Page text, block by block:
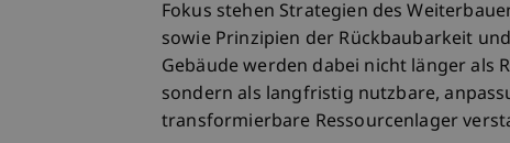
Fokus stehen Strategien des
sowie Prinzipien der Rückbaubarkeit
Gebäude werden dabei nicht länger als
sondern als langfristig nutzbare,
transformierbare Ressourcenlager